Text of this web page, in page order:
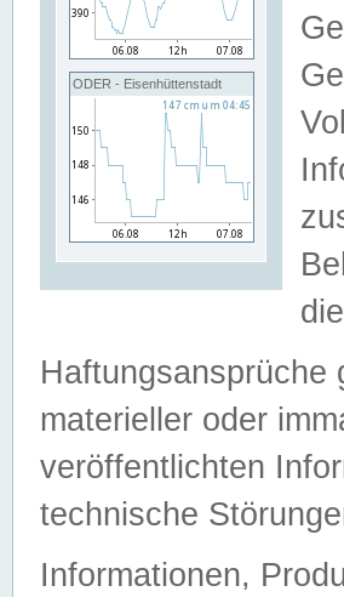
ODER - Eisenhüttenstadt
Haftungsansprüche
materieller oder
veröffentlichten
technische
Informationen,